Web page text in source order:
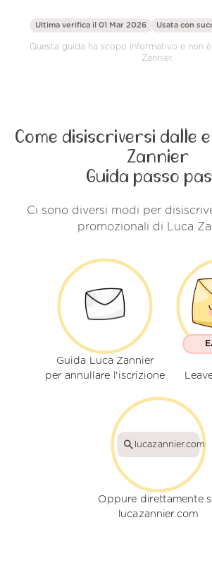
Ultima verifica il 01 Mar 2026 Usata con
Questa guida ha scopo informativo e non
Zannier.
Come disiscriversi dalle
Zannier
Guida passo
Ci sono diversi modi per
promozionali di Luca
Guida Luca Zannier
per annullare l'iscrizione
lucazannier.com
Oppure direttamente
lucazannier.com